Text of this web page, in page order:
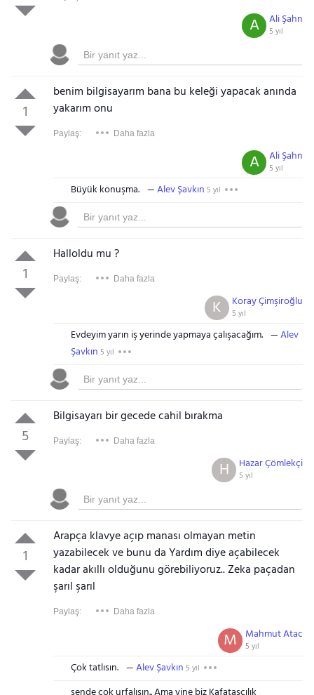
Ali Şahn
5 yıl
A
1
benim bilgisayarım bana bu keleği yapacak anında
yakarım onu
Paylaş: Daha fazla
Ali Şahn
5 yıl
A
Büyük konuşma. Alev Şavkın 5 yıl
1
Halloldu mu ?
Paylaş: Daha fazla
Koray Çimşiroğlu
5 yıl
K
Evdeyim yarın iş yerinde yapmaya çalışacağım.
Alev
Şavkın 5 yıl
5
Bilgisayarı bir gecede cahil bırakma
Paylaş: Daha fazla
Hazar Çömlekçi
5 yıl
H
1
Arapça klavye açıp manası olmayan metin
yazabilecek ve bunu da Yardım diye açabilecek
kadar akıllı olduğunu görebiliyoruz.. Zeka paçadan
şarıl şarıl
Paylaş: Daha fazla
Mahmut Atac
5 yıl
M
Çok tatlısın. Alev Şavkın 5 yıl